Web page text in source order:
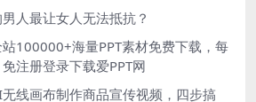
人最让女人无法抵抗？
100000+海量PPT素材免费下载，每
注册登录下载爱PPT网
无线画布制作商品宣传视频，四步搞